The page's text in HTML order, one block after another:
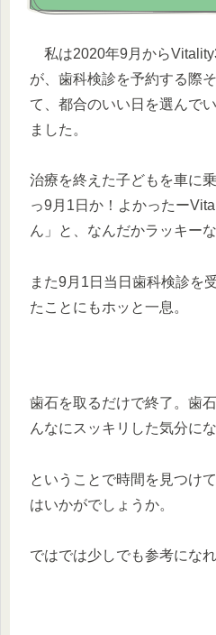
私は2020年9月から
が、歯科検診を予約する際
て、都合のいい日を選んで
ました。
治療を終えた子どもを車に
っ9月1日か！よかったー
ん」と、なんだかラッキー
また9月1日当日歯科検診を
たことにもホッと一息。
歯石を取るだけで終了。歯
んなにスッキリした気分に
ということで時間を見つけ
はいかがでしょうか。
ではでは少しでも参考にな